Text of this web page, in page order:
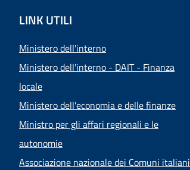
LINK UTILI
Ministero dell'interno
Ministero dell'interno - DAIT - Finanza
locale
Ministero dell'economia e delle finanze
Ministro per gli affari regionali e le
autonomie
Associazione nazionale dei Comuni italiani